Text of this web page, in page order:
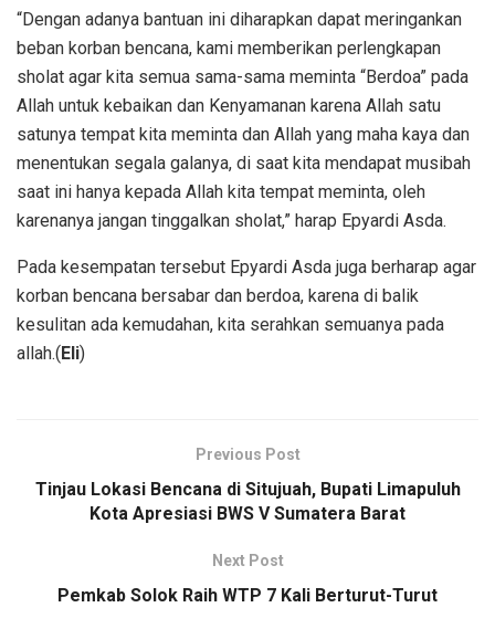
“Dengan adanya bantuan ini diharapkan dapat meringankan
beban korban bencana, kami memberikan perlengkapan
sholat agar kita semua sama-sama meminta “Berdoa” pada
Allah untuk kebaikan dan Kenyamanan karena Allah satu
satunya tempat kita meminta dan Allah yang maha kaya dan
menentukan segala galanya, di saat kita mendapat musibah
saat ini hanya kepada Allah kita tempat meminta, oleh
karenanya jangan tinggalkan sholat,” harap Epyardi Asda.
Pada kesempatan tersebut Epyardi Asda juga berharap agar
korban bencana bersabar dan berdoa, karena di balik
kesulitan ada kemudahan, kita serahkan semuanya pada
allah.(Eli)
Previous Post
Tinjau Lokasi Bencana di Situjuah, Bupati Limapuluh
Kota Apresiasi BWS V Sumatera Barat
Next Post
Pemkab Solok Raih WTP 7 Kali Berturut-Turut